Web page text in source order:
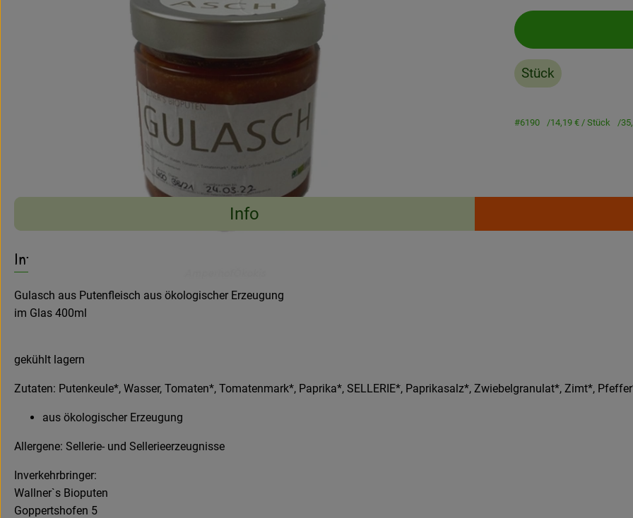
Stück
#6190 14,19 € / Stück
Rezepte
Info
Info
Gulasch aus Putenfleisch aus ökologischer Erzeugung
im Glas 400ml
gekühlt lagern
Zutaten: Putenkeule*, Wasser, Tomaten*, Tomatenmark*, Paprika*, SELLERIE*, Paprikasalz*, Zwiebelgranulat*, Zimt*,
aus ökologischer Erzeugung
Allergene: Sellerie- und Sellerieerzeugnisse
Inverkehrbringer:
Wallner`s Bioputen
Goppertshofen 5